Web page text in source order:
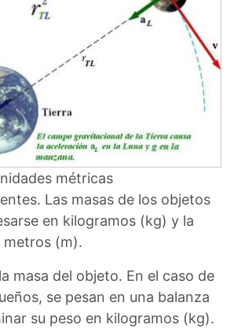
métricas
Las masas de los objetos
en kilogramos (kg) y la
metros (m).
masa del objeto. En el caso de
se pesan en una balanza
su peso en kilogramos (kg).